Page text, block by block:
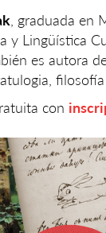
, graduada
y Lingüística
es autora
con